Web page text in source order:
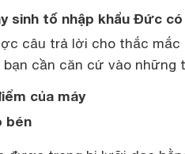
sinh tố nhập khẩu Đức
câu trả lời cho thắc mắc
bạn cần căn cứ vào những
của máy
bén